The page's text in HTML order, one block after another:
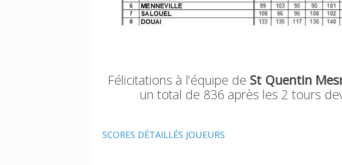
Félicitations à l’équipe de St Quentin
un total de 836 après les 2 tours
SCORES DÉTAILLÉS JOUEURS